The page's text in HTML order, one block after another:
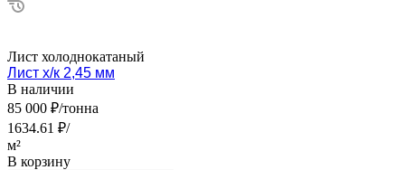
Лист холоднокатаный
Лист х/к 2,45 мм
В наличии
85 000 ₽/тонна
1634.61 ₽/
м²
В корзину